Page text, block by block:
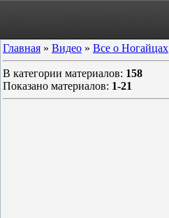
Главная » Видео » Все о Ногайцах
В категории материалов: 158
Показано материалов: 1-21